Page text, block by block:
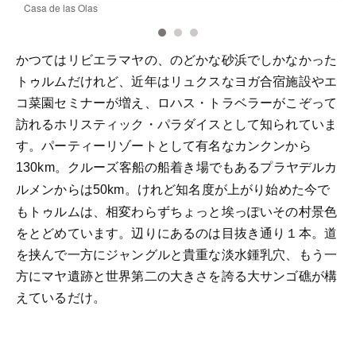
Casa de las Olas
かつてはリビエラマヤの、のどかな砂浜でしかなかった
トゥルムだけれど、近年はリュクスなヨガ合宿施設やエ
コ菜園セミナーが増え、ロハス・トラベラーがこぞって
訪れるホリスティック・パラダイスとして知られていま
す。パーティーリゾートとして有名なカンクンから
130km。クルーズ客船の船着き場でもあるプラヤデルカ
ルメンからは50km。けれど知名度が上がり始めた今で
もトゥルムは、相変わらずちょっと埃っぽいその村景色
をとどめています。辺りにあるのは目抜き通り１本。道
を挟んで一方にジャングルと貴重な淡水鍾乳穴、もう一
方にマヤ遺跡と世界第二の大きさを誇る大サンゴ礁が構
えているだけ。